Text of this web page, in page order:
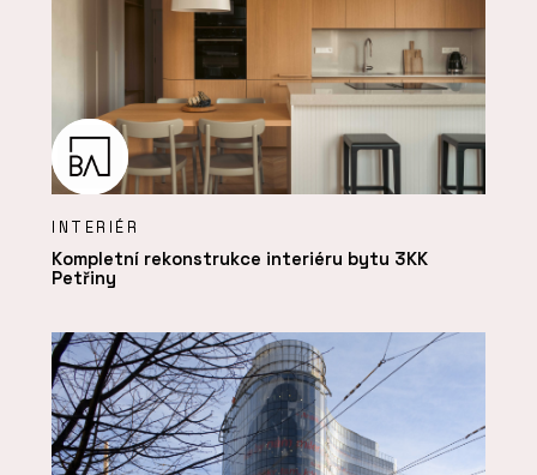
INTERIÉR
Kompletní rekonstrukce interiéru bytu 3KK
Petřiny